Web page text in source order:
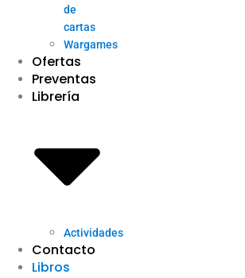
de
cartas
Wargames
Ofertas
Preventas
Librería
Actividades
Contacto
Libros